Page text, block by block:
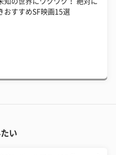
おすすめSF映画15選
い